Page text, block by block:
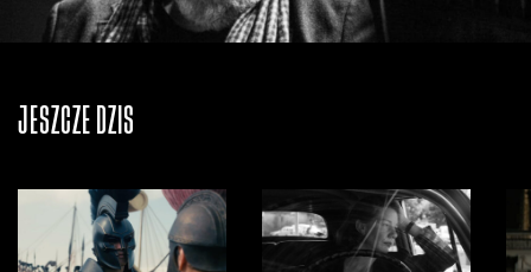
JESZCZE DZIŚ